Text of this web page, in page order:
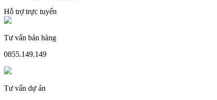
Hỗ trợ trực tuyến
Tư vấn bán hàng
0855.149.149
Tư vấn dự án